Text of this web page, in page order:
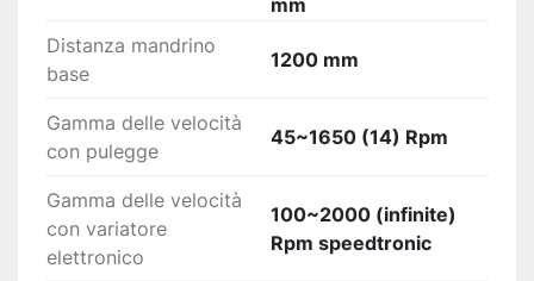
mm
Distanza mandrino
base
1200 mm
Gamma delle velocità
con pulegge
45~1650 (14) Rpm
Gamma delle velocità
con variatore
elettronico
100~2000 (infinite)
Rpm speedtronic